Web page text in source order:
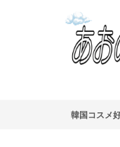
韓国コスメ